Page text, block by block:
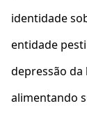
identidade
entidade
depressão da
alimentando